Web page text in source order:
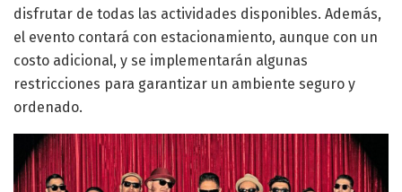
disfrutar de todas las actividades disponibles. Además,
el evento contará con estacionamiento, aunque con un
costo adicional, y se implementarán algunas
restricciones para garantizar un ambiente seguro y
ordenado.